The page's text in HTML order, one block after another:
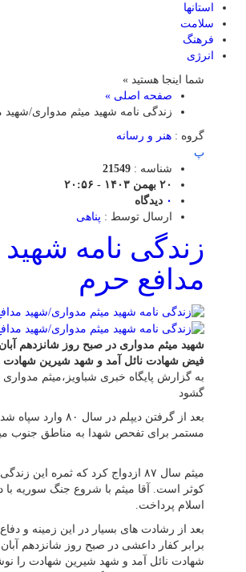
استانها
سلامت
فرهنگ
انرژی
شما اینجا هستید »
صفحه اصلی »
زندگی نامه شهید میثم مدواری/شهید
گروه : هنر و رسانه
پ
شناسه : 21549
۲۰ بهمن ۱۴۰۳ - ۲۰:۵۶
۰ دیدگاه
ارسال توسط : پناهی
زندگی نامه
مدافع حرم
فیض شهادت نائل آمد و شهد شیرین شهادت
گشود
بعد از گرفتن
مستمر برای تفحص شهدا به مناطق جنوب
میثم سال ۸۷ ازدواج کرد که ثمره
اسلام پرداخت.
بعد از رشادت های بسیار در این زمینه و
شهادت نائل آمد و شهد شیرین شهادت را